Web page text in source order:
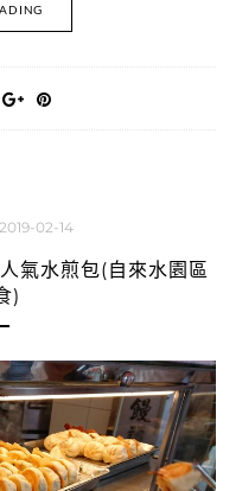
2019-02-14
氣水煎包(自來水園區
)